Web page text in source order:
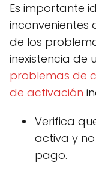
Es importante
inconvenientes
de los
inexistencia de
problemas de
de activación
Verifica
activa y
pago.